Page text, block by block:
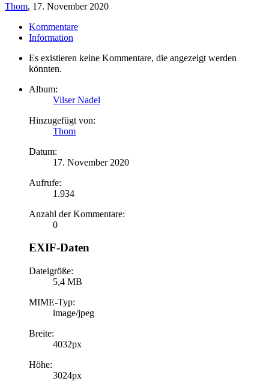
Thom, 17. November 2020
Kommentare
Information
Es existieren keine Kommentare, die angezeigt werden
könnten.
Album:
Vilser Nadel
Hinzugefügt von:
Thom
Datum:
17. November 2020
Aufrufe:
1.934
Anzahl der Kommentare:
0
EXIF-Daten
Dateigröße:
5,4 MB
MIME-Typ:
image/jpeg
Breite:
4032px
Höhe:
3024px